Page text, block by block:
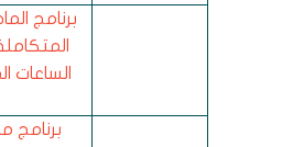
برنامج
الساعات
برنامج